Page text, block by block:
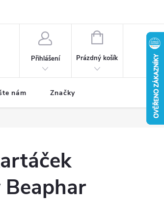
Přihlášení
NÁKUPNÍ
Prázdný košík
nám Značky